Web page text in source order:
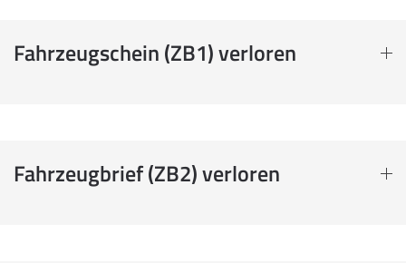
Fahrzeugschein (ZB1) verloren
Fahrzeugbrief (ZB2) verloren